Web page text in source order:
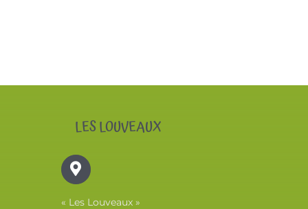
LES LOUVEAUX
« Les Louveaux »